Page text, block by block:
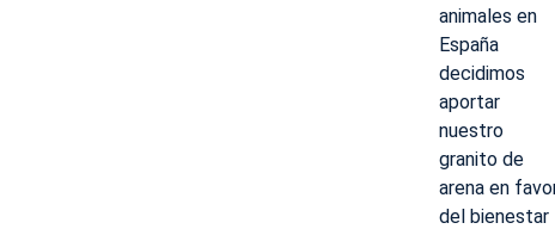
animales en
España
decidimos
aportar
nuestro
granito de
arena en
del bienestar